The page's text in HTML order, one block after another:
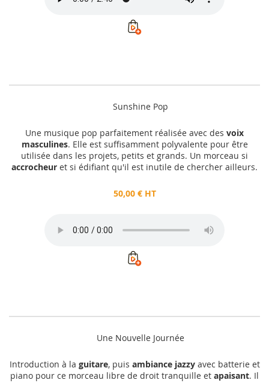
Sunshine Pop
Une musique pop parfaitement réalisée avec des voix
masculines. Elle est suffisamment polyvalente pour être
utilisée dans les projets, petits et grands. Un morceau si
accrocheur et si édifiant qu'il est inutile de chercher ailleurs.
50,00 € HT
Une Nouvelle Journée
Introduction à la guitare, puis ambiance jazzyavec batterie et
piano pour ce morceau libre de droit tranquille et apaisant. Il